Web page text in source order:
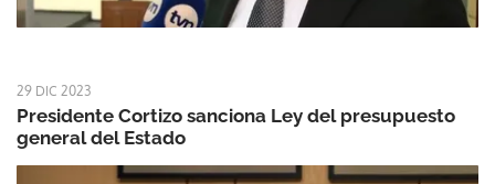
29 DIC 2023
Presidente Cortizo sanciona Ley del presupuesto
general del Estado